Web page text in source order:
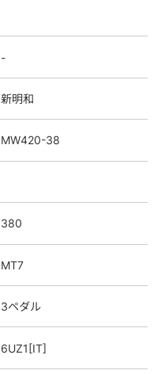
-
新明和
MW420-38
380
MT7
3ペダル
6UZ1[IT]